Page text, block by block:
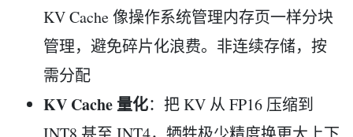
KV Cache 像操作系统管理内存页一样分块
管理，避免碎片化浪费。非连续存储，按
需分配
KV Cache 量化：把 KV 从 FP16 压缩到